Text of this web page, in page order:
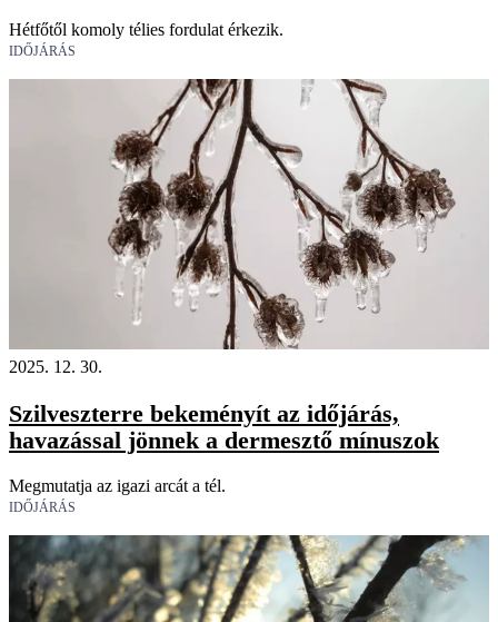
Hétfőtől komoly télies fordulat érkezik.
IDŐJÁRÁS
2025. 12. 30.
Szilveszterre bekeményít az időjárás,
havazással jönnek a dermesztő mínuszok
Megmutatja az igazi arcát a tél.
IDŐJÁRÁS